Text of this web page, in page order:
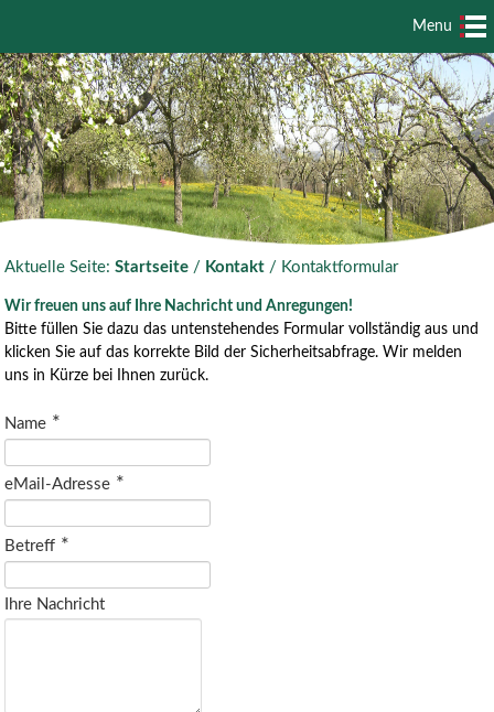
Menu
Aktuelle Seite:Startseite / Kontakt / Kontaktformular
Wir freuen uns auf Ihre Nachricht und Anregungen!
Bitte füllen Sie dazu das untenstehendes Formular vollständig aus und
klicken Sie auf das korrekte Bild der Sicherheitsabfrage. Wir melden
uns in Kürze bei Ihnen zurück.
Name
eMail-Adresse
Betreff
Ihre Nachricht